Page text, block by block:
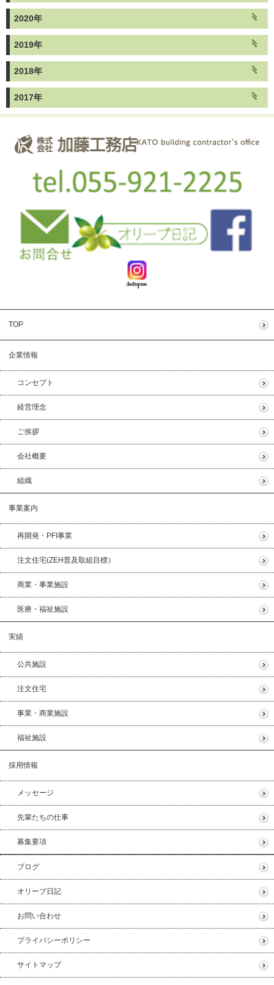
2020年
2019年
2018年
2017年
TOP
企業情報
コンセプト
経営理念
ご挨拶
会社概要
組織
事業案内
再開発・PFI事業
注文住宅(ZEH普及取組目標）
商業・事業施設
医療・福祉施設
実績
公共施設
注文住宅
事業・商業施設
福祉施設
採用情報
メッセージ
先輩たちの仕事
募集要項
ブログ
オリーブ日記
お問い合わせ
プライバシーポリシー
サイトマップ